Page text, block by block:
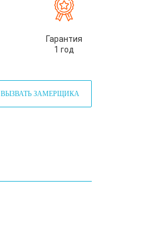
Гарантия
1 год
ВЫЗВАТЬ ЗАМЕРЩИКА